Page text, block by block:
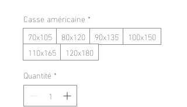
Casse américaine *
70x105
80x120 90x135
100x150
110x165
120x180
Quantité *